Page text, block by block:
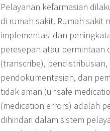
Pelayanan kefarmasian
di rumah sakit. Rumah sakit
implementasi dan
peresepan atau
(transcribe),
pendokumentasian, dan
tidak aman (unsafe
(medication errors) adalah
dihindari dalam sistem